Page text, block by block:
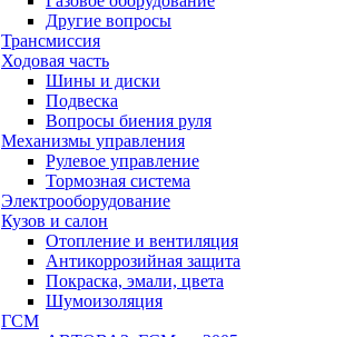
Другие вопросы
Трансмиссия
Ходовая часть
Шины и диски
Подвеска
Вопросы биения руля
Механизмы управления
Рулевое управление
Тормозная система
Электрооборудование
Кузов и салон
Отопление и вентиляция
Антикоррозийная защита
Покраска, эмали, цвета
Шумоизоляция
ГСМ